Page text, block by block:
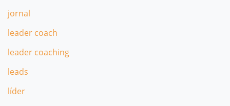
jornal
leader coach
leader coaching
leads
líder